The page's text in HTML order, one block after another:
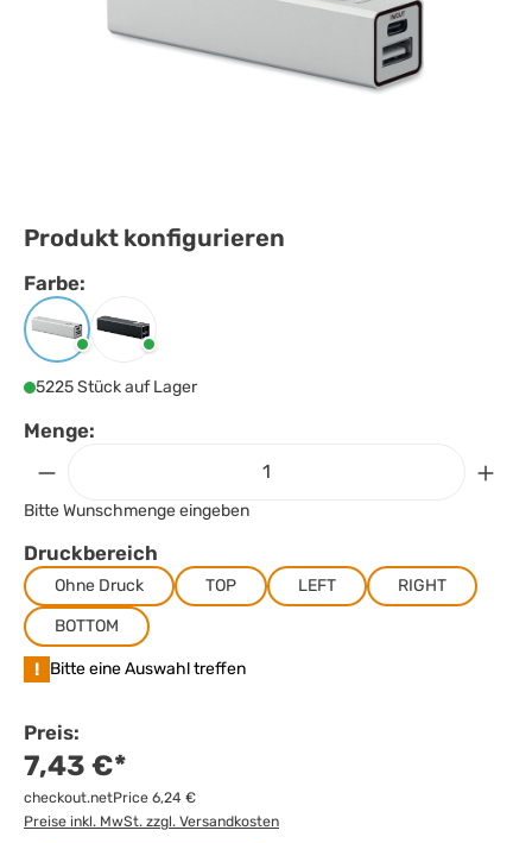
Produkt konfigurieren
Farbe:
Farbeauswählen
MattsilberSchwarz
5225 Stück auf Lager
Menge:
Bitte Wunschmenge eingeben
Druckbereich
Ohne Druck TOP LEFT
RIGHT
BOTTOM
! Bitte eine Auswahl treffen
Preis:
7,43 €*
checkout.netPrice 6,24 €
Preise inkl. MwSt. zzgl. Versandkosten